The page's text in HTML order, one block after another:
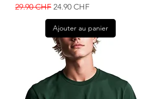
Prix original
29.90 CHF Prix promotionnel
24.90 CHF
Ajouter au panier